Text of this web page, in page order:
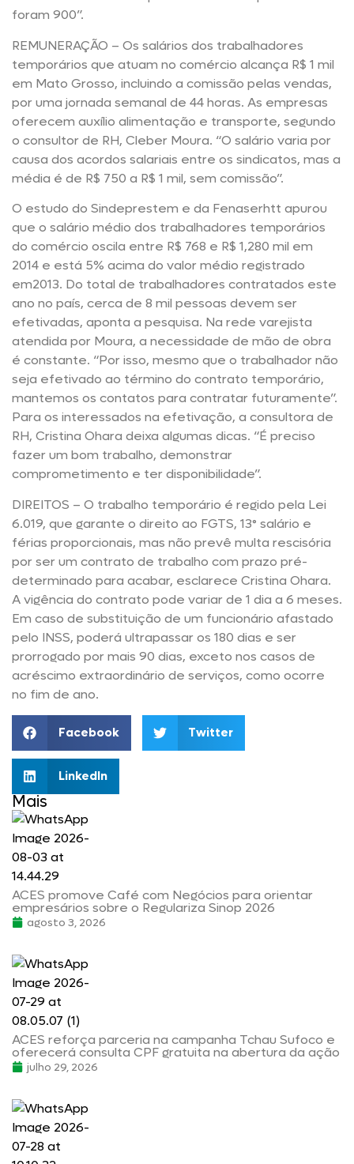
foram 900”.
REMUNERAÇÃO – Os salários dos trabalhadores
temporários que atuam no comércio alcança R$ 1 mil
em Mato Grosso, incluindo a comissão pelas vendas,
por uma jornada semanal de 44 horas. As empresas
oferecem auxílio alimentação e transporte, segundo
o consultor de RH, Cleber Moura. “O salário varia por
causa dos acordos salariais entre os sindicatos, mas a
média é de R$ 750 a R$ 1 mil, sem comissão”.
O estudo do Sindeprestem e da Fenaserhtt apurou
que o salário médio dos trabalhadores temporários
do comércio oscila entre R$ 768 e R$ 1,280 mil em
2014 e está 5% acima do valor médio registrado
em2013. Do total de trabalhadores contratados este
ano no país, cerca de 8 mil pessoas devem ser
efetivadas, aponta a pesquisa. Na rede varejista
atendida por Moura, a necessidade de mão de obra
é constante. “Por isso, mesmo que o trabalhador não
seja efetivado ao término do contrato temporário,
mantemos os contatos para contratar futuramente”.
Para os interessados na efetivação, a consultora de
RH, Cristina Ohara deixa algumas dicas. “É preciso
fazer um bom trabalho, demonstrar
comprometimento e ter disponibilidade”.
DIREITOS – O trabalho temporário é regido pela Lei
6.019, que garante o direito ao FGTS, 13° salário e
férias proporcionais, mas não prevê multa rescisória
por ser um contrato de trabalho com prazo pré-
determinado para acabar, esclarece Cristina Ohara.
A vigência do contrato pode variar de 1 dia a 6 meses.
Em caso de substituição de um funcionário afastado
pelo INSS, poderá ultrapassar os 180 dias e ser
prorrogado por mais 90 dias, exceto nos casos de
acréscimo extraordinário de serviços, como ocorre
no fim de ano.
Facebook Twitter
LinkedIn
Mais
ACES promove Café com Negócios para orientar
empresários sobre o Regulariza Sinop 2026
agosto 3, 2026
ACES reforça parceria na campanha Tchau Sufoco e
oferecerá consulta CPF gratuita na abertura da ação
julho 29, 2026